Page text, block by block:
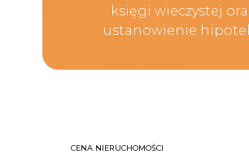
księgi wieczystej
ustanowienie
CENA NIERUCHOMOŚCI